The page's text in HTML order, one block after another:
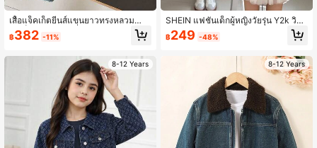
8K ผู้ติดตาม
เสื้อแจ็คเก็ตยีนส์แขนยาวทรงหลวมสำห
รับเด็กผู้หญิง แบบสั่งทำเฉพาะ สไตล์สต
รีทลำลอง ใส่สบาย แมตช์ง่าย สำหรับเที่
กนุ่ม ลุคเซอร์ ไม่ยืด เนื้อบาง สำหรับฤดู
ใบไม้ผลิและฤดูใบไม้ร่วง
฿382 -11%
8-12 Years
SHEIN แฟชั่นเด็กผู้หญิงวัยรุ่น Y2k วินเ
ทจสุดเท่ สไตล์สตรีท กลับไปโรงเรียน วิ
ทยาลัย แจ็คเก็ตยีนส์สีดำดีไซน์กระเป๋าจ
วมใส่ในชีวิตประจำวัน และฤดูหนาว ฤ
ดูใบไม้ร่วง เทศกาลเรฟ และชุดสตรีทแ
วร์สำหรับใส่ในบ้านและโรงเรียน
฿249 -48%
8-12 Years